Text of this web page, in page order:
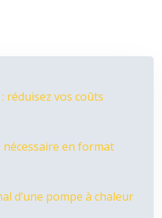
réduisez vos coûts
nécessaire en format
d’une pompe à chaleur